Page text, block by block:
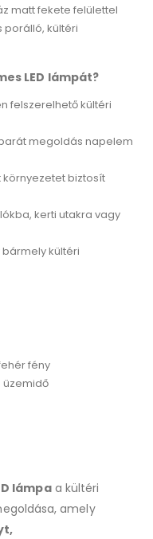
matt fekete felülettel
porálló, kültéri
LED lámpát?
felszerelhető kültéri
megoldás napelem
biztosít
kerti utakra vagy
kültéri
fény
üzemidő
lámpaa kültéri
amely